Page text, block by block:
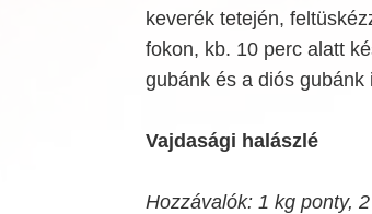
keverék tetején,
fokon, kb. 10 perc alatt
gubánk és a diós gubánk
Vajdasági halászlé
Hozzávalók: 1 kg ponty,